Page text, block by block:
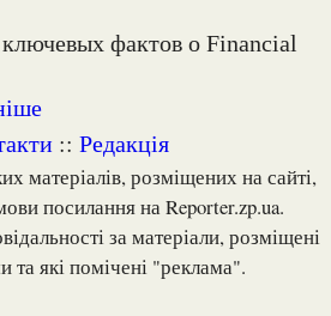
:: Редакція
посилання на Reporter.zp.ua.
за матеріали, розміщені
та які помічені "реклама".